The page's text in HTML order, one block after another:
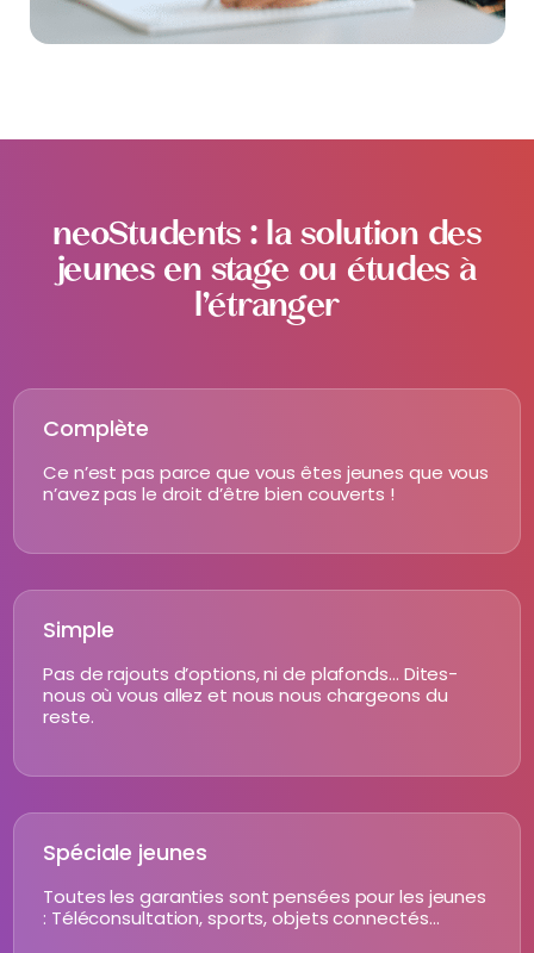
neoStudents : la solution des
jeunes en stage ou études à
l’étranger
Complète
Ce n’est pas parce que vous êtes jeunes que vous
n’avez pas le droit d’être bien couverts !
Simple
Pas de rajouts d’options, ni de plafonds… Dites-
nous où vous allez et nous nous chargeons du
reste.
Spéciale jeunes
Toutes les garanties sont pensées pour les jeunes
: Téléconsultation, sports, objets connectés…